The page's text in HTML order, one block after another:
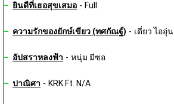
ยินดีที่เธอสุขเสมอ - Full
ความรักของยักษ์เขียว (ทศกัณฐ์) - เดี่ยว ไออุ่น
อัปสราหลงฟ้า - หนุ่ม มีซอ
ปาณิศา - KRK Ft. N/A